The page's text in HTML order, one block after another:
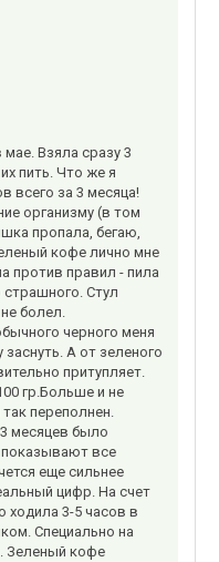
Взяла сразу 3
пить. Что же я
всего за 3 месяца!
организму (в том
пропала, бегаю,
кофе лично мне
против правил - пила
Стул
болел.
черного меня
А от зеленого
притупляет.
гр.Больше и не
переполнен.
месяцев было
показывают все
еще сильнее
цифр. На счет
ходила 3-5 часов в
Специально на
Зеленый кофе